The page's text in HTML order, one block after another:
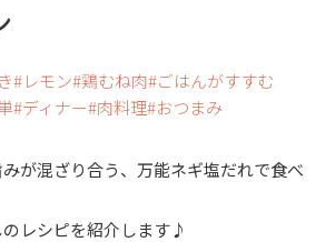
レモン 鶏むね肉 ごはんがすすむ
ディナー 肉料理 おつまみ
が混ざり合う、万能ネギ塩だれで食べ
レシピを紹介します♪